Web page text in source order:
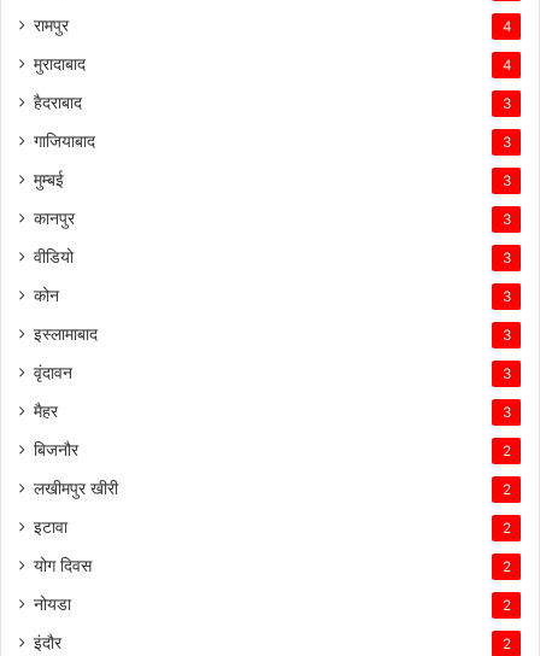
रामपुर 4
मुरादाबाद 4
हैदराबाद 3
गाजियाबाद 3
मुम्बई 3
कानपुर 3
वीडियो 3
कोन 3
इस्लामाबाद 3
वृंदावन 3
मैहर 3
बिजनौर 2
लखीमपुर खीरी 2
इटावा 2
योग दिवस 2
नोयडा 2
इंदौर 2